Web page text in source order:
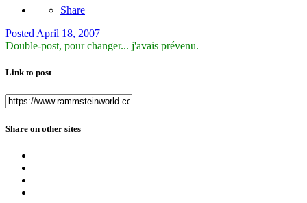
Share
Posted April 18, 2007
Double-post, pour changer... j'avais prévenu.
Link to post
Share on other sites